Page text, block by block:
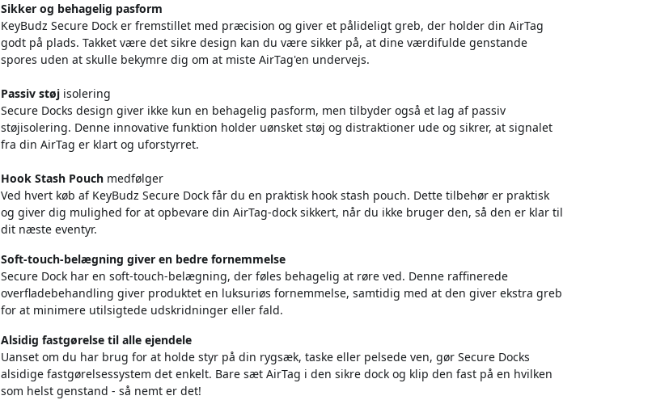
Sikker og behagelig pasform
KeyBudz Secure Dock er fremstillet med præcision og giver et pålideligt greb, der holder din AirTag
godt på plads. Takket være det sikre design kan du være sikker på, at dine værdifulde genstande
spores uden at skulle bekymre dig om at miste AirTag'en undervejs.
Passiv støjisolering
Secure Docks design giver ikke kun en behagelig pasform, men tilbyder også et lag af passiv
støjisolering. Denne innovative funktion holder uønsket støj og distraktioner ude og sikrer, at signalet
fra din AirTag er klart og uforstyrret.
Hook Stash Pouchmedfølger
Ved hvert køb af KeyBudz Secure Dock får du en praktisk hook stash pouch. Dette tilbehør er praktisk
og giver dig mulighed for at opbevare din AirTag-dock sikkert, når du ikke bruger den, så den er klar til
dit næste eventyr.
Soft-touch-belægning giver en bedre fornemmelse
Secure Dock har en soft-touch-belægning, der føles behagelig at røre ved. Denne raffinerede
overfladebehandling giver produktet en luksuriøs fornemmelse, samtidig med at den giver ekstra greb
for at minimere utilsigtede udskridninger eller fald.
Alsidig fastgørelse til alle ejendele
Uanset om du har brug for at holde styr på din rygsæk, taske eller pelsede ven, gør Secure Docks
alsidige fastgørelsessystem det enkelt. Bare sæt AirTag i den sikre dock og klip den fast på en hvilken
som helst genstand - så nemt er det!